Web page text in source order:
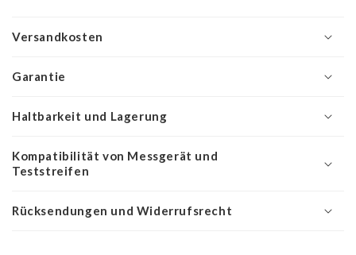
Versandkosten
Garantie
Haltbarkeit und Lagerung
Kompatibilität von Messgerät und
Teststreifen
Rücksendungen und Widerrufsrecht